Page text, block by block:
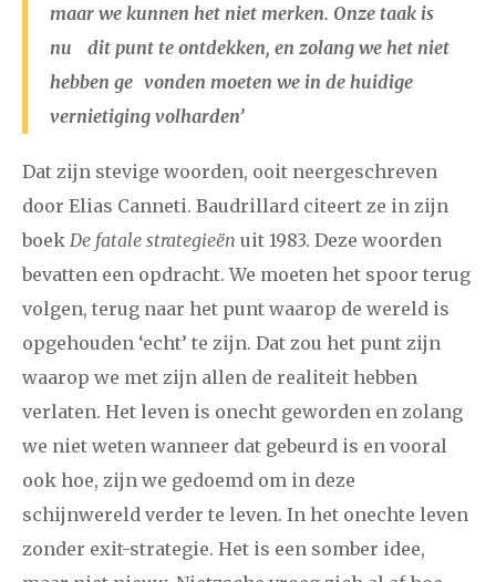
augustus september november
december
2011 augustus september oktober
december
2010
januari februari maart april mei juni juli
augustus september oktober november
december
2009
september oktober november december
maar we kunnen het niet merken. Onze taak is
nu dit punt te ontdekken, en zolang we het niet
hebben ge vonden moeten we in de huidige
vernietiging volharden’
Dat zijn stevige woorden, ooit neergeschreven
door Elias Canneti. Baudrillard citeert ze in zijn
boek De fatale strategieën uit 1983. Deze woorden
bevatten een opdracht. We moeten het spoor terug
volgen, terug naar het punt waarop de wereld is
opgehouden ‘echt’ te zijn. Dat zou het punt zijn
waarop we met zijn allen de realiteit hebben
verlaten. Het leven is onecht geworden en zolang
we niet weten wanneer dat gebeurd is en vooral
ook hoe, zijn we gedoemd om in deze
schijnwereld verder te leven. In het onechte leven
zonder exit-strategie. Het is een somber idee,